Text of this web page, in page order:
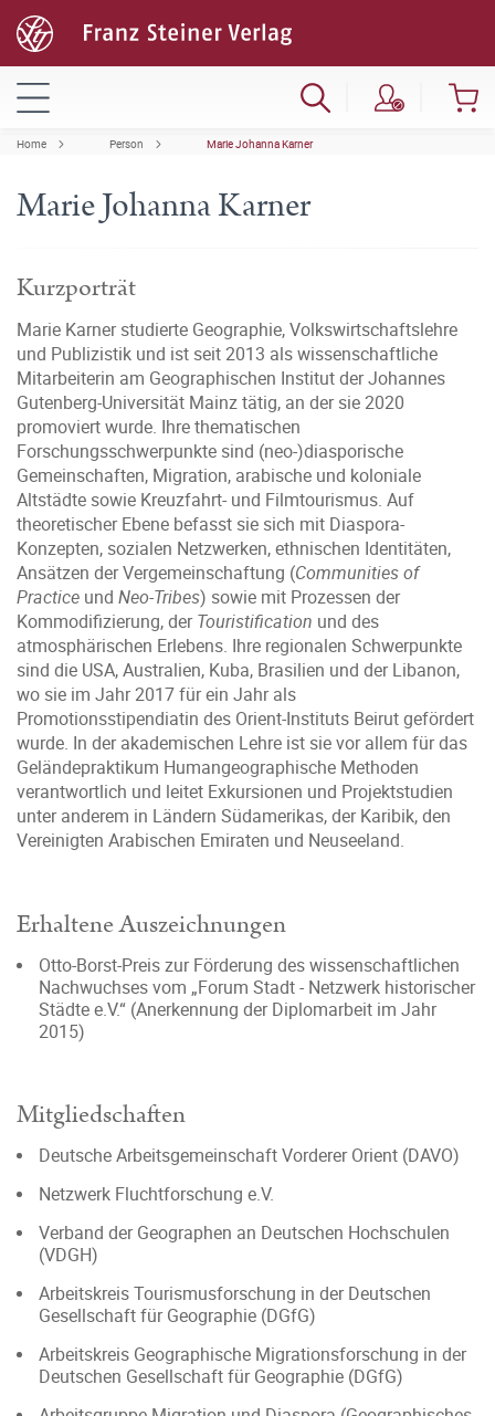
Home Person Marie Johanna Karner
Marie Johanna Karner
Kurzporträt
Marie Karner studierte Geographie, Volkswirtschaftslehre
und Publizistik und ist seit 2013 als wissenschaftliche
Mitarbeiterin am Geographischen Institut der Johannes
Gutenberg-Universität Mainz tätig, an der sie 2020
promoviert wurde. Ihre thematischen
Forschungsschwerpunkte sind (neo-)diasporische
Gemeinschaften, Migration, arabische und koloniale
Altstädte sowie Kreuzfahrt- und Filmtourismus. Auf
theoretischer Ebene befasst sie sich mit Diaspora-
Konzepten, sozialen Netzwerken, ethnischen Identitäten,
Ansätzen der Vergemeinschaftung (Communities of
Practice und Neo-Tribes) sowie mit Prozessen der
Kommodifizierung, derTouristification und des
atmosphärischen Erlebens. Ihre regionalen Schwerpunkte
sind die USA, Australien, Kuba, Brasilien und der Libanon,
wo sie im Jahr 2017 für ein Jahr als
Promotionsstipendiatin des Orient-Instituts Beirut gefördert
wurde. In der akademischen Lehre ist sie vor allem für das
Geländepraktikum Humangeographische Methoden
verantwortlich und leitet Exkursionen und Projektstudien
unter anderem in Ländern Südamerikas, der Karibik, den
Vereinigten Arabischen Emiraten und Neuseeland.
Erhaltene Auszeichnungen
Otto-Borst-Preis zur Förderung des wissenschaftlichen
Nachwuchses vom „Forum Stadt - Netzwerk historischer
Städte e.V.“ (Anerkennung der Diplomarbeit im Jahr
2015)
Mitgliedschaften
Deutsche Arbeitsgemeinschaft Vorderer Orient (DAVO)
Netzwerk Fluchtforschung e.V.
Verband der Geographen an Deutschen Hochschulen
(VDGH)
Arbeitskreis Tourismusforschung in der Deutschen
Gesellschaft für Geographie (DGfG)
Arbeitskreis Geographische Migrationsforschung in der
Deutschen Gesellschaft für Geographie (DGfG)